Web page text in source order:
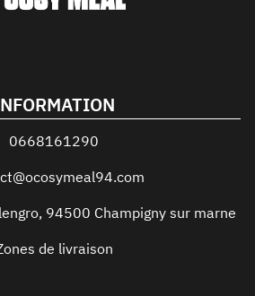
0668161290
, 94500 Champigny sur marne
de livraison